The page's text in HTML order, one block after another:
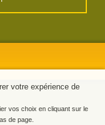
votre expérience de
vos choix en cliquant sur le
de page.